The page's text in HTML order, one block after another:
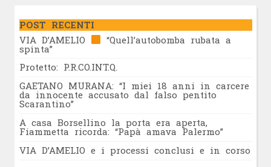
POST RECENTI
VIA D’AMELIO
“Quell’autobomba rubata a
spinta”
Protetto: P.R.CO.INT.Q.
GAETANO MURANA: “I miei 18 anni in carcere
da innocente accusato dal falso pentito
Scarantino”
A casa Borsellino la porta era aperta,
Fiammetta ricorda: “Papà amava Palermo”
VIA D’AMELIO e i processi conclusi e in corso